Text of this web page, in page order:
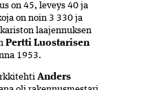
on 45, leveys 40 ja
on noin 3 330 ja
laajennuksen
Pertti Luostarisen
1953.
Anders